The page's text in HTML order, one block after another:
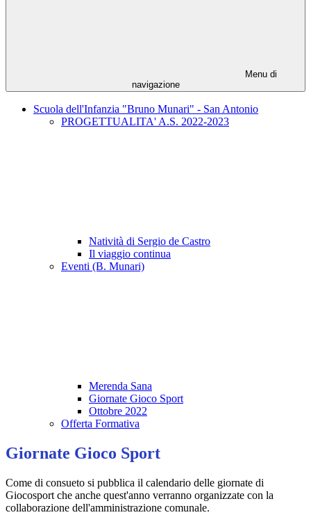
Menu di
navigazione
Scuola dell'Infanzia "Bruno Munari" - San Antonio
PROGETTUALITA' A.S. 2022-2023
Natività di Sergio de Castro
Il viaggio continua
Eventi (B. Munari)
Merenda Sana
Giornate Gioco Sport
Ottobre 2022
Offerta Formativa
Giornate Gioco Sport
Come di consueto si pubblica il calendario delle giornate di
Giocosport che anche quest'anno verranno organizzate con la
collaborazione dell'amministrazione comunale.